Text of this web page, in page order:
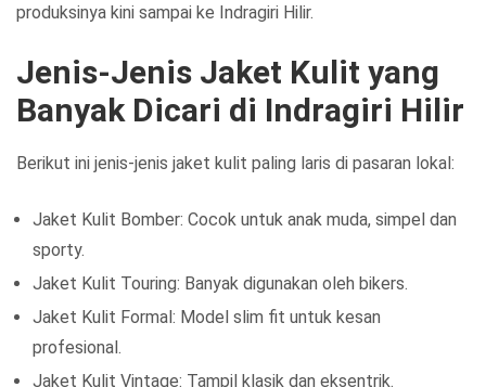
produksinya kini sampai ke Indragiri Hilir.
Jenis-Jenis Jaket Kulit yang
Banyak Dicari di Indragiri Hilir
Berikut ini jenis-jenis jaket kulit paling laris di pasaran lokal:
Jaket Kulit Bomber: Cocok untuk anak muda, simpel dan
sporty.
Jaket Kulit Touring: Banyak digunakan oleh bikers.
Jaket Kulit Formal: Model slim fit untuk kesan
profesional.
Jaket Kulit Vintage: Tampil klasik dan eksentrik.